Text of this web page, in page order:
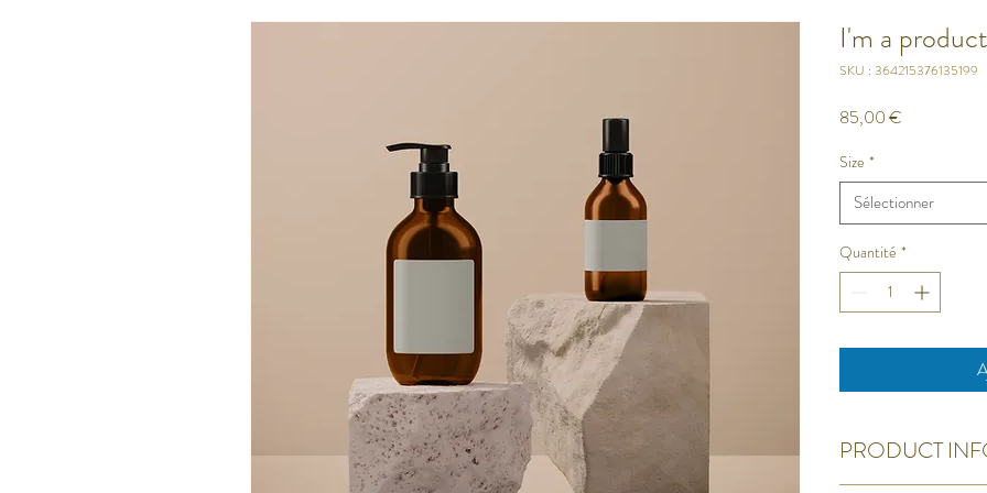
I'm a product
SKU : 364215376135199
85,00 €
Size *
Sélectionner
Quantité *
PRODUCT